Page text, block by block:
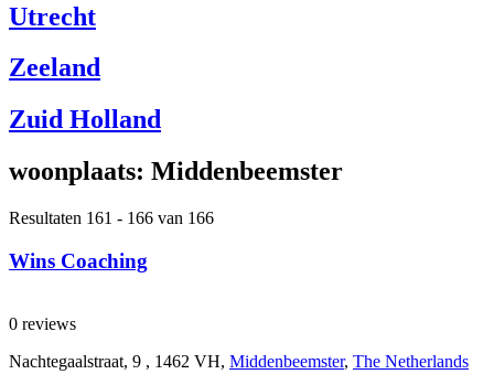
Utrecht
Zeeland
Zuid Holland
woonplaats: Middenbeemster
Resultaten 161 - 166 van 166
Wins Coaching
0 reviews
Nachtegaalstraat, 9 , 1462 VH, Middenbeemster, The Netherlands